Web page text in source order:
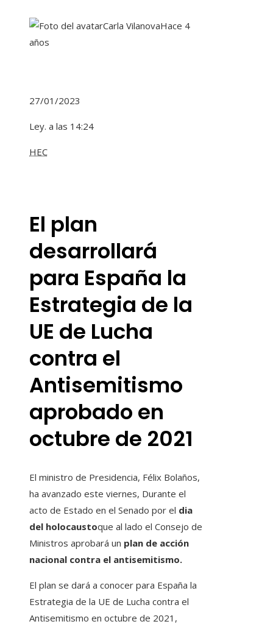
Carla VilanovaHace 4
años
27/01/2023
Ley. a las 14:24
HEC
El plan
desarrollará
para España la
Estrategia de la
UE de Lucha
contra el
Antisemitismo
aprobado en
octubre de 2021
El ministro de Presidencia, Félix Bolaños,
ha avanzado este viernes, Durante el
acto de Estado en el Senado por el dia
del holocaustoque al lado el Consejo de
Ministros aprobará un plan de acción
nacional contra el antisemitismo.
El plan se dará a conocer para España la
Estrategia de la UE de Lucha contra el
Antisemitismo en octubre de 2021,